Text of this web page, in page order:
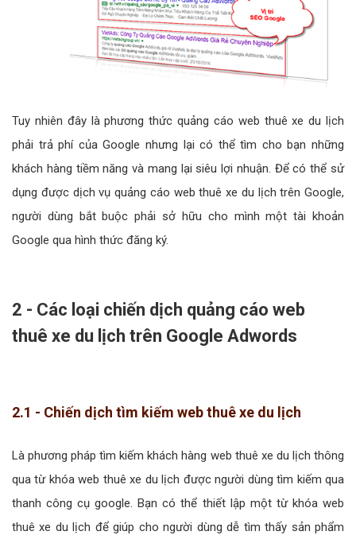
Tuy nhiên đây là phương thức quảng cáo web thuê xe du lịch
phải trả phí của Google nhưng lại có thể tìm cho bạn những
khách hàng tiềm năng và mang lại siêu lợi nhuận. Để có thể sử
dụng được dịch vụ quảng cáo web thuê xe du lịch trên Google,
người dùng bắt buộc phải sở hữu cho mình một tài khoản
Google qua hình thức đăng ký.
2 - Các loại chiến dịch quảng cáo web
thuê xe du lịch trên Google Adwords
2.1 - Chiến dịch tìm kiếm web thuê xe du lịch
Là phương pháp tìm kiếm khách hàng web thuê xe du lịch thông
qua từ khóa web thuê xe du lịch được người dùng tìm kiếm qua
thanh công cụ google. Bạn có thể thiết lập một từ khóa web
thuê xe du lịch để giúp cho người dùng dễ tìm thấy sản phẩm